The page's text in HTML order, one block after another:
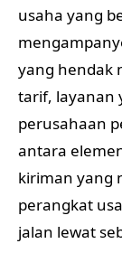
usaha yang
yang hendak
tarif, layanan
perusahaan
antara
kiriman yang
perangkat
jalan lewat